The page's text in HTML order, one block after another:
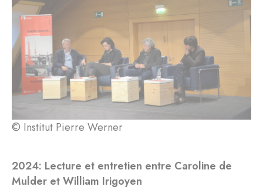
© Institut Pierre Werner
2024: Lecture et entretien entre Caroline de
Mulder et William Irigoyen